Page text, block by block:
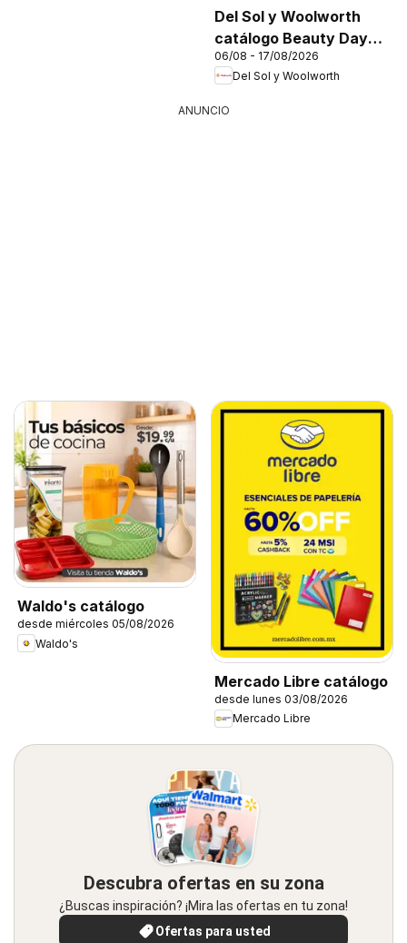
Del Sol y Woolworth
catálogo Beauty Days
On Fire
06/08 - 17/08/2026
Del Sol y Woolworth
ANUNCIO
Waldo's catálogo
desde miércoles 05/08/2026
Waldo's
Mercado Libre catálogo
desde lunes 03/08/2026
Mercado Libre
Descubra ofertas en su zona
¿Buscas inspiración? ¡Mira las ofertas en tu zona!
Ofertas para usted